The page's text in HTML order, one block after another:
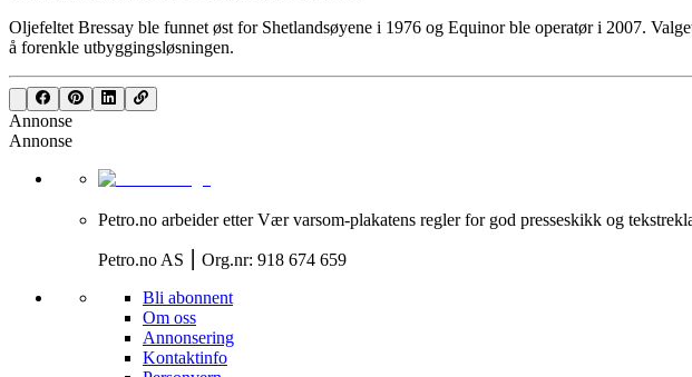
Oljefeltet Bressay ble funnet øst for Shetlandsøyene i 1976 og Equinor ble operatør i 2007.
å forenkle utbyggingsløsningen.
Annonse
Annonse
Petro.no arbeider etter Vær varsom-plakatens regler for god presseskikk og
Petro.no AS ⎮ Org.nr: 918 674 659
Bli abonnent
Om oss
Annonsering
Kontaktinfo